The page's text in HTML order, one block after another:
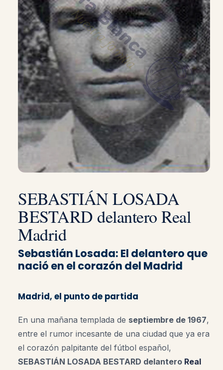
SEBASTIÁN LOSADA
BESTARD delantero Real
Madrid
Sebastián Losada: El delantero que
nació en el corazón del Madrid
Madrid, el punto de partida
En una mañana templada de septiembre de 1967,
entre el rumor incesante de una ciudad que ya era
el corazón palpitante del fútbol español,
SEBASTIÁN LOSADA BESTARD delantero Real